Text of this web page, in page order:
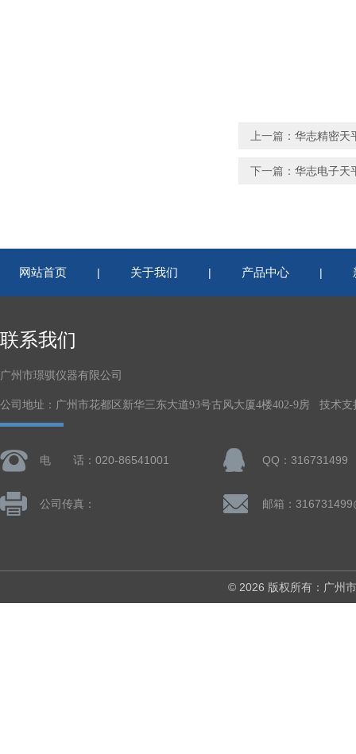
上一篇： 华志精密天
下一篇： 华志电子天
网站首页 | 关于我们 | 产品中心 |
联系我们
广州市璟骐仪器有限公司
公司地址：广州市花都区新华三东大道93号古风大厦4楼402-9房 技术支
电 话：020-86541001 QQ：316731499
公司传真： 邮箱：
© 2026 版权所有：广州